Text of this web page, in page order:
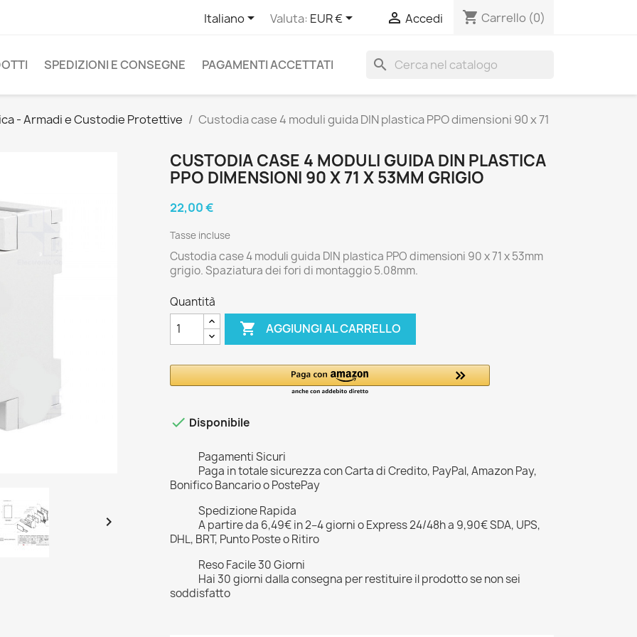
Italiano Valuta: EUR €  Accedi shopping_cart Carrello (0)
SPEDIZIONI E CONSEGNE PAGAMENTI ACCETTATI search
- Armadi e Custodie Protettive Custodia case 4 moduli guida DIN plastica PPO dimensioni 90 x 71

CUSTODIA CASE 4 MODULI GUIDA DIN PLASTICA
PPO DIMENSIONI 90 X 71 X 53MM GRIGIO
22,00 €
Tasse incluse
Custodia case 4 moduli guida DIN plastica PPO dimensioni 90 x 71 x 53mm
grigio. Spaziatura dei fori di montaggio 5.08mm.
Quantità
 AGGIUNGI AL CARRELLO
 Disponibile
Pagamenti Sicuri
Paga in totale sicurezza con Carta di Credito, PayPal, Amazon Pay,
Bonifico Bancario o PostePay
Spedizione Rapida
A partire da 6,49€ in 2–4 giorni o Express 24/48h a 9,90€ SDA, UPS,
DHL, BRT, Punto Poste o Ritiro
Reso Facile 30 Giorni
Hai 30 giorni dalla consegna per restituire il prodotto se non sei
soddisfatto